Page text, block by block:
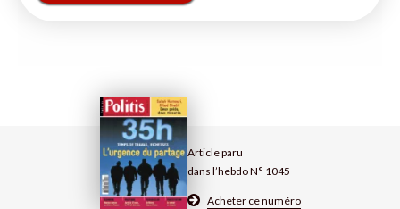
Article paru
dans l’hebdo N° 1045
Acheter ce numéro